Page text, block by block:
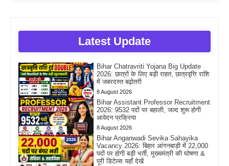
Latest Update
Bihar Chatravriti Yojana Big Update
2026: छात्रों के लिए बड़ी राहत, छात्रवृत्ति राशि
में जबरदस्त बढ़ोतरी
8 August 2026
Bihar Assistant Professor Recruitment
2026: 9532 पदों पर बहाली, जल्द शुरू होगी
आवेदन प्रक्रिया
8 August 2026
Bihar Anganwadi Sevika Sahayika
Vacancy 2026: बिहार आंगनबाड़ी में 22,000
पदों पर होगी बड़ी भर्ती, मुख्यमंत्री की घोषणा &
पूरी डिटेल्स यहाँ देखें